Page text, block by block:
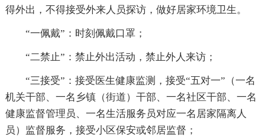
得外出，不得接受外来人员探访，做好居家环境卫生。
“一佩戴”：时刻佩戴口罩；
“二禁止”：禁止外出活动，禁止外人来访；
“三接受”：接受医生健康监测，接受“五对一”（一名
机关干部、一名乡镇（街道）干部、一名社区干部、一名
健康监督管理员、一名生活服务员对应一名居家隔离人
员）监督服务，接受小区保安或邻居监督；